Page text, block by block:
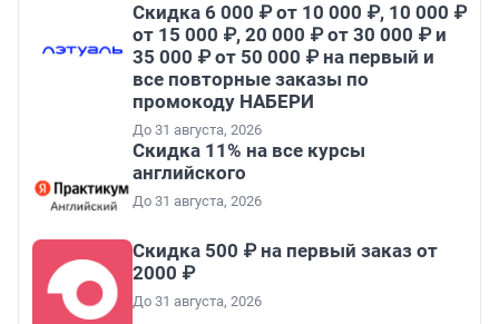
Скидка 6 000 ₽ от 10 000 ₽, 10 000 ₽
от 15 000 ₽, 20 000 ₽ от 30 000 ₽ и
35 000 ₽ от 50 000 ₽ на первый и
все повторные заказы по
промокоду НАБЕРИ
До 31 августа, 2026
Скидка 11% на все курсы
английского
До 31 августа, 2026
Скидка 500 ₽ на первый заказ от
2000 ₽
До 31 августа, 2026